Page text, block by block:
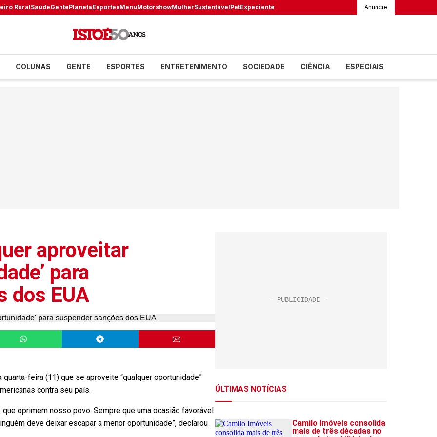
RuralSaúdeGentePlanetaEsportesMenuMotorshowMulherSustentávelPetExpediente Anuncie
COLUNAS GENTE ESPORTES ENTRETENIMENTO SOCIEDADE CIÊNCIA ESPECIAIS
aproveitar
para
dos EUA
feira (11) que se aproveite “qualquer oportunidade”
contra seu país.
oprimem nosso povo. Sempre que uma ocasião favorável
deve deixar escapar a menor oportunidade”, declarou